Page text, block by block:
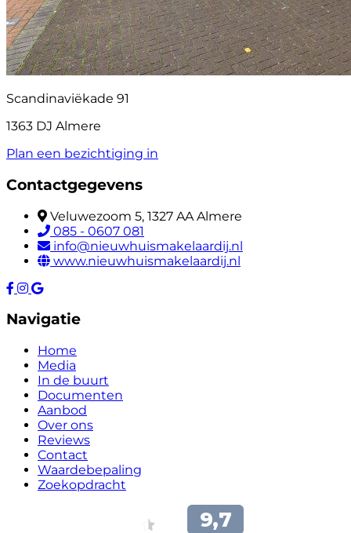
Scandinaviëkade 91
1363 DJ Almere
Plan een bezichtiging in
Contactgegevens
Veluwezoom 5, 1327 AA Almere
085 - 0607 081
info@nieuwhuismakelaardij.nl
www.nieuwhuismakelaardij.nl
Navigatie
Home
Media
In de buurt
Documenten
Aanbod
Over ons
Reviews
Contact
Waardebepaling
Zoekopdracht